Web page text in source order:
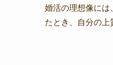
婚活の理想像には
たとき、自分の上